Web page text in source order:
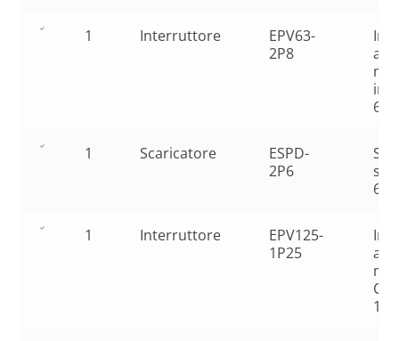
1 Interruttore
EPV63-
2P8
in
1 Scaricatore
ESPD-
2P6
1 Interruttore
EPV125-
1P25
CC
1P